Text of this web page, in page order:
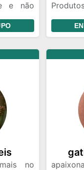
e não
admins
será
ou
bem
Banhos
no